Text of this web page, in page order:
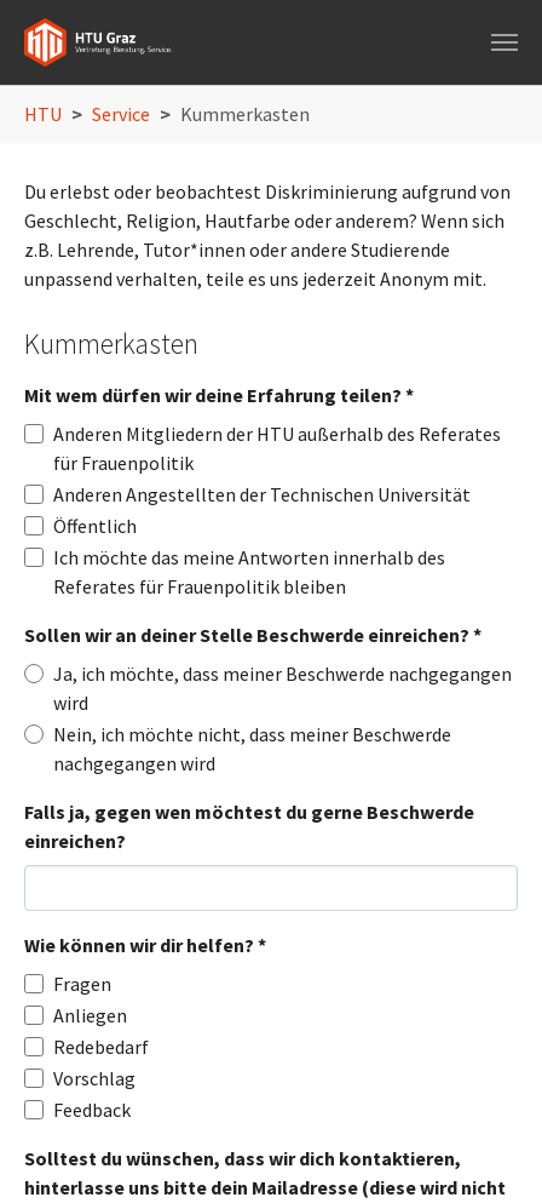
HTU Service Kummerkasten
Du erlebst oder beobachtest Diskriminierung aufgrund von
Geschlecht, Religion, Hautfarbe oder anderem? Wenn sich
z.B. Lehrende, Tutor*innen oder andere Studierende
unpassend verhalten, teile es uns jederzeit Anonym mit.
Kummerkasten
Mit wem dürfen wir deine Erfahrung teilen? *
Anderen Mitgliedern der HTU außerhalb des Referates
für Frauenpolitik
Anderen Angestellten der Technischen Universität
Öffentlich
Ich möchte das meine Antworten innerhalb des
Referates für Frauenpolitik bleiben
Sollen wir an deiner Stelle Beschwerde einreichen? *
Ja, ich möchte, dass meiner Beschwerde nachgegangen
wird
Nein, ich möchte nicht, dass meiner Beschwerde
nachgegangen wird
Falls ja, gegen wen möchtest du gerne Beschwerde
einreichen?
Wie können wir dir helfen? *
Fragen
Anliegen
Redebedarf
Vorschlag
Feedback
Solltest du wünschen, dass wir dich kontaktieren,
hinterlasse uns bitte dein Mailadresse (diese wird nicht